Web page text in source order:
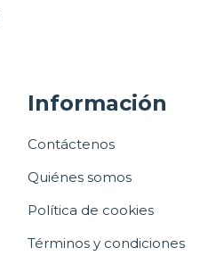
Información
Contáctenos
Quiénes somos
Política de cookies
Términos y condiciones